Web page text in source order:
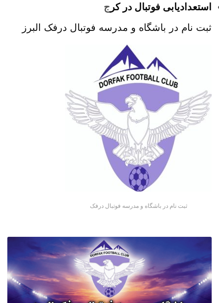
استعدادیابی فوتبال در کر ج
ثبت نام در باشگاه و مدرسه فوتبال درفک البرز
ثبت نام در باشگاه و مدرسه فوتبال درفک